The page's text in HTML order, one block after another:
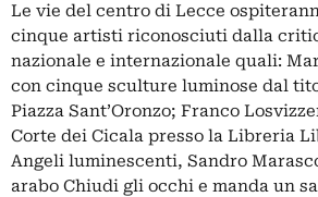
Le vie del centro di Lecce
cinque artisti riconosciuti dalla
nazionale e internazionale quali:
con cinque sculture luminose dal
Piazza Sant’Oronzo; Franco
Corte dei Cicala presso la Libreria
Angeli luminescenti, Sandro
arabo Chiudi gli occhi e manda un